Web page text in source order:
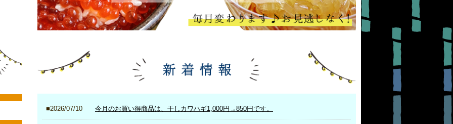
2026/07/10 今月のお買い得商品は、干しカワハギ1,000円→850円です。